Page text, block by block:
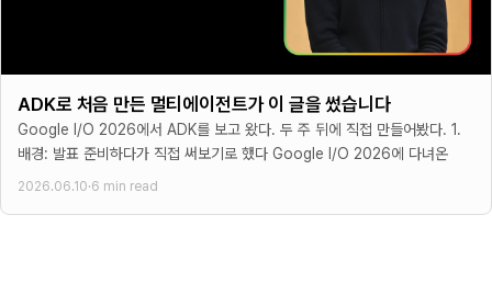
ADK로 처음 만든 멀티에이전트가 이 글을 썼습니다
Google I/O 2026에서 ADK를 보고 왔다. 두 주 뒤에 직접 만들어봤다. 1.
배경: 발표 준비하다가 직접 써보기로 했다 Google I/O 2026에 다녀온
2026.06.10·6 min read